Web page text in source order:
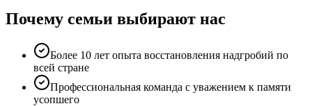
Почему семьи выбирают нас
Более 10 лет опыта восстановления надгробий по
всей стране
Профессиональная команда с уважением к памяти
усопшего